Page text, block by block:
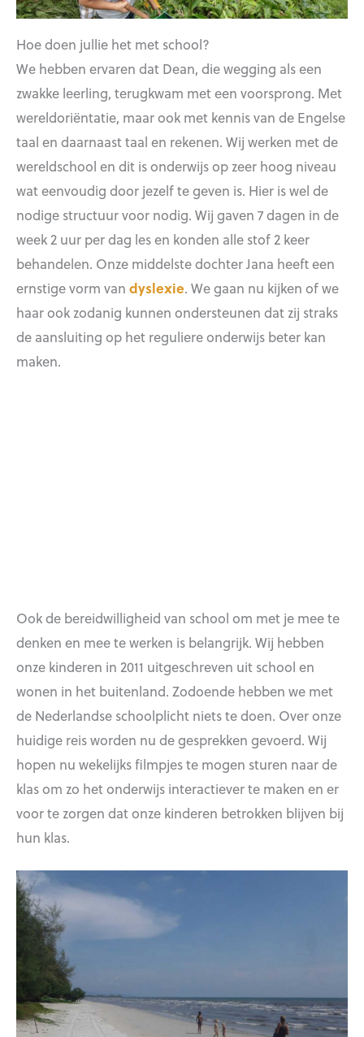
Hoe doen jullie het met school?
We hebben ervaren dat Dean, die wegging als een
zwakke leerling, terugkwam met een voorsprong. Met
wereldoriëntatie, maar ook met kennis van de Engelse
taal en daarnaast taal en rekenen. Wij werken met de
wereldschool en dit is onderwijs op zeer hoog niveau
wat eenvoudig door jezelf te geven is. Hier is wel de
nodige structuur voor nodig. Wij gaven 7 dagen in de
week 2 uur per dag les en konden alle stof 2 keer
behandelen. Onze middelste dochter Jana heeft een
ernstige vorm van dyslexie. We gaan nu kijken of we
haar ook zodanig kunnen ondersteunen dat zij straks
de aansluiting op het reguliere onderwijs beter kan
maken.
Ook de bereidwilligheid van school om met je mee te
denken en mee te werken is belangrijk. Wij hebben
onze kinderen in 2011 uitgeschreven uit school en
wonen in het buitenland. Zodoende hebben we met
de Nederlandse schoolplicht niets te doen. Over onze
huidige reis worden nu de gesprekken gevoerd. Wij
hopen nu wekelijks filmpjes te mogen sturen naar de
klas om zo het onderwijs interactiever te maken en er
voor te zorgen dat onze kinderen betrokken blijven bij
hun klas.